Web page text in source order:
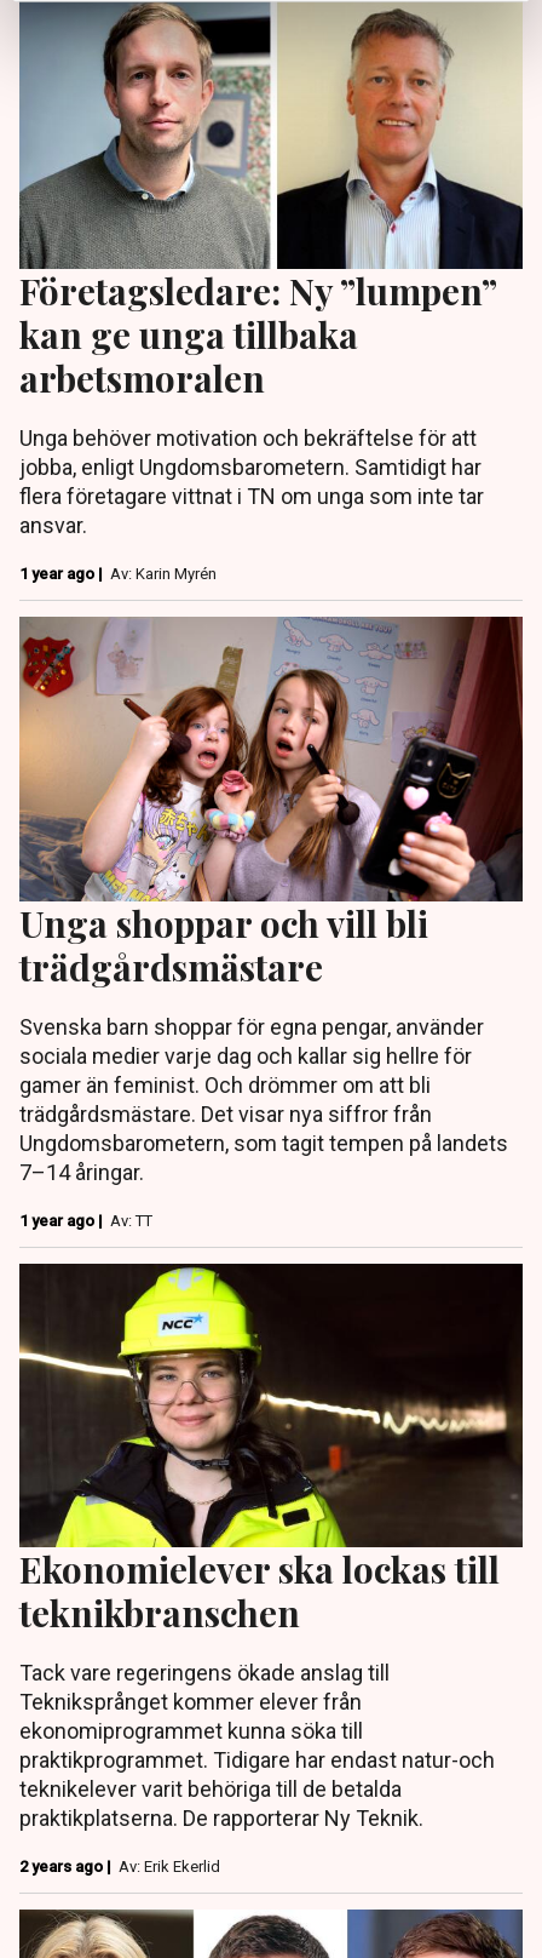
Företagsledare: Ny ”lumpen”
kan ge unga tillbaka
arbetsmoralen
Unga behöver motivation och bekräftelse för att
jobba, enligt Ungdomsbarometern. Samtidigt har
flera företagare vittnat i TN om unga som inte tar
ansvar.
1 year ago | Av: Karin Myrén
Unga shoppar och vill bli
trädgårdsmästare
Svenska barn shoppar för egna pengar, använder
sociala medier varje dag och kallar sig hellre för
gamer än feminist. Och drömmer om att bli
trädgårdsmästare. Det visar nya siffror från
Ungdomsbarometern, som tagit tempen på landets
7–14 åringar.
1 year ago | Av: TT
Ekonomielever ska lockas till
teknikbranschen
Tack vare regeringens ökade anslag till
Tekniksprånget kommer elever från
ekonomiprogrammet kunna söka till
praktikprogrammet. Tidigare har endast natur-och
teknikelever varit behöriga till de betalda
praktikplatserna. De rapporterar Ny Teknik.
2 years ago | Av: Erik Ekerlid